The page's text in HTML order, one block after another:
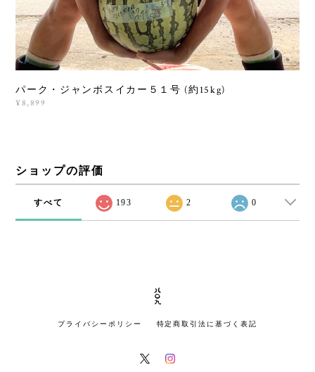
パーク・ジャンボスイカー５１号 (約15kg)
¥8,899
ショップの評価
すべて 193 2 0
プライバシーポリシー 特定商取引法に基づく表記